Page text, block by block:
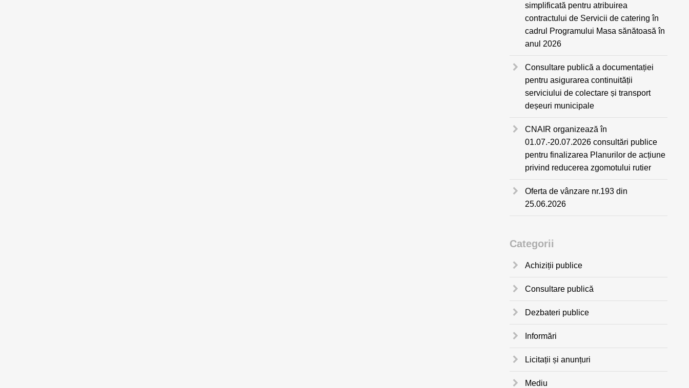
simplificată pentru atribuirea
contractului de Servicii de catering în
cadrul Programului Masa sănătoasă în
anul 2026
Consultare publică a documentației
pentru asigurarea continuității
serviciului de colectare și transport
deșeuri municipale
CNAIR organizează în
01.07.-20.07.2026 consultări publice
pentru finalizarea Planurilor de acțiune
privind reducerea zgomotului rutier
Oferta de vânzare nr.193 din
25.06.2026
Categorii
Achiziții publice
Consultare publică
Dezbateri publice
Informări
Licitații și anunțuri
Mediu